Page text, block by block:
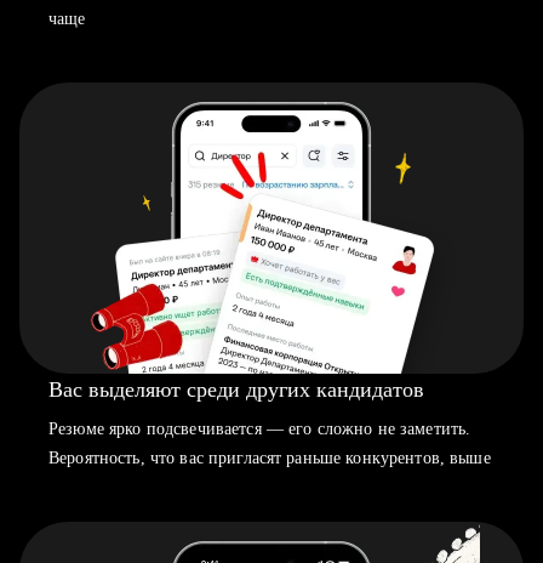
чаще
Вас выделяют среди других кандидатов
Резюме ярко подсвечивается — его сложно не заметить.
Вероятность, что вас пригласят раньше конкурентов, выше